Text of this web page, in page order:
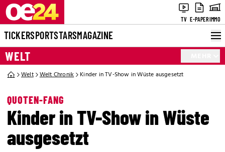
TV E-PAPERIMMO
TICKERSPORTSTARSMAGAZINE
WELT
Welt Welt Chronik Kinder in TV-Show in Wüste ausgesetzt
QUOTEN-FANG
Kinder in TV-Show in Wüste
ausgesetzt